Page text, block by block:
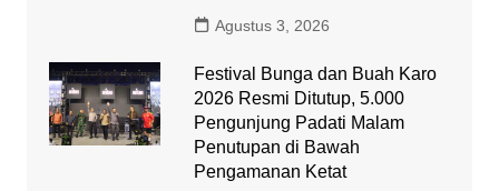
Agustus 3, 2026
Festival Bunga dan Buah Karo
2026 Resmi Ditutup, 5.000
Pengunjung Padati Malam
Penutupan di Bawah
Pengamanan Ketat